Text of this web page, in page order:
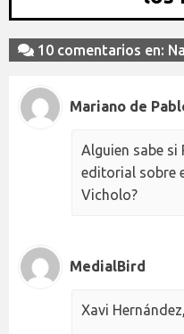
10 comentarios en:
Mariano de
Alguien sabe si
editorial sobre
Vicholo?
MedialBird
Xavi